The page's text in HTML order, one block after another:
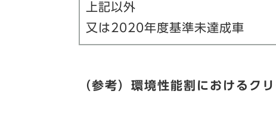
上記以外
又は2020年度基準未達成車
（参考）環境性能割におけるク